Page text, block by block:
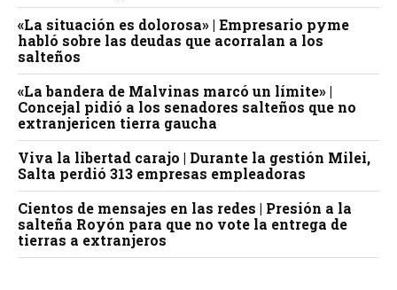
«La situación es dolorosa» | Empresario pyme
habló sobre las deudas que acorralan a los
salteños
«La bandera de Malvinas marcó un límite» |
Concejal pidió a los senadores salteños que no
extranjericen tierra gaucha
Viva la libertad carajo | Durante la gestión Milei,
Salta perdió 313 empresas empleadoras
Cientos de mensajes en las redes | Presión a la
salteña Royón para que no vote la entrega de
tierras a extranjeros